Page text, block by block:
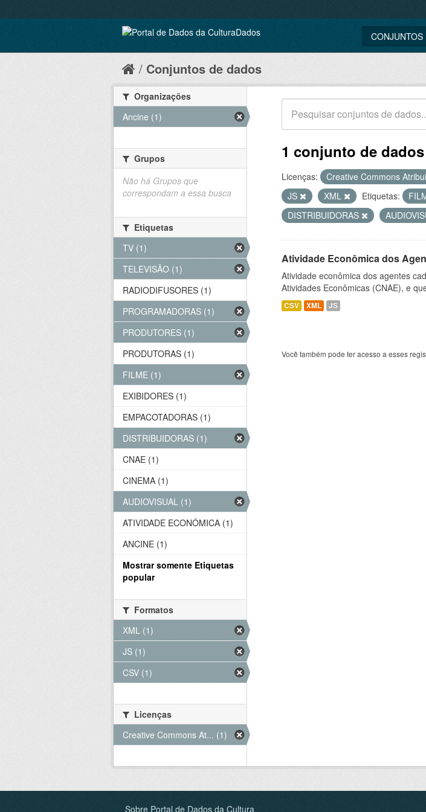
CONJUNTOS
Conjuntos de dados
1 conjunto de
Licenças: Creative Commons
JS
XML Etiquetas:
DISTRIBUIDORAS
Atividade Econômica dos
Atividade econômica dos agentes
Atividades Econômicas (CNAE), e
CSV XML JS
Você também pode ter acesso a esses
Organizações
Ancine (1)
Grupos
Não há Grupos que
correspondam a essa busca
Etiquetas
TV (1)
TELEVISÃO (1)
RADIODIFUSORES (1)
PROGRAMADORAS (1)
PRODUTORES (1)
PRODUTORAS (1)
FILME (1)
EXIBIDORES (1)
EMPACOTADORAS (1)
DISTRIBUIDORAS (1)
CNAE (1)
CINEMA (1)
AUDIOVISUAL (1)
ATIVIDADE ECONÔMICA (1)
ANCINE (1)
Mostrar somente Etiquetas
popular
Formatos
XML (1)
JS (1)
CSV (1)
Licenças
Creative Commons At... (1)
Sobre Portal de Dados da Cultura